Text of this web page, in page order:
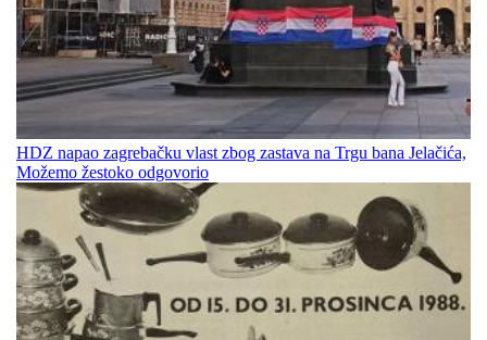
HDZ napao zagrebačku vlast zbog zastava na Trgu bana Jelačića,
Možemo žestoko odgovorio